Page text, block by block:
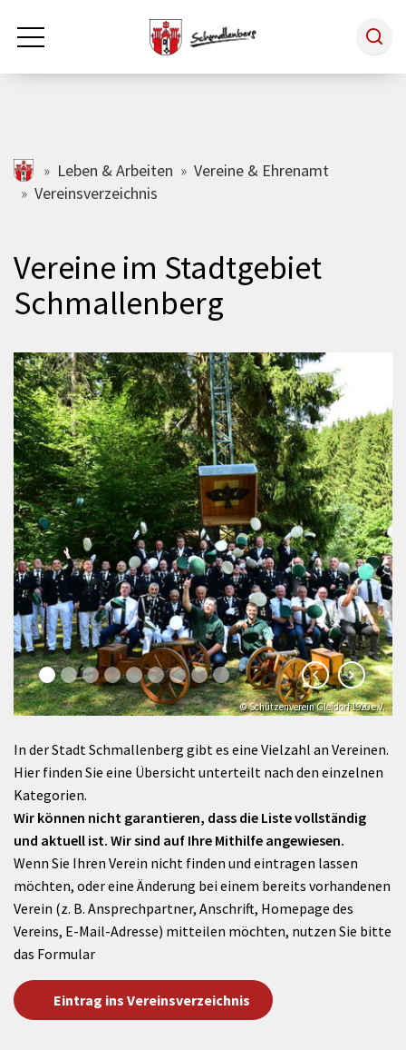
Zum Hauptinhalt springen
Rathaus & Politik
Tourismus
Wirtschaft
schmallenberg.de
Leben & Arbeiten
Vereine & Ehrenamt
Vereinsverzeichnis
Vereine im Stadtgebiet
Schmallenberg
© Schützenverein Gleidorf 1920 e.V.
In der Stadt Schmallenberg gibt es eine Vielzahl an Vereinen.
Hier finden Sie eine Übersicht unterteilt nach den einzelnen
Kategorien.
Wir können nicht garantieren, dass die Liste vollständig
und aktuell ist. Wir sind auf Ihre Mithilfe angewiesen.
Wenn Sie Ihren Verein nicht finden und eintragen lassen
möchten, oder eine Änderung bei einem bereits vorhandenen
Verein (z. B. Ansprechpartner, Anschrift, Homepage des
Vereins, E-Mail-Adresse) mitteilen möchten, nutzen Sie bitte
das Formular
Eintrag ins Vereinsverzeichnis